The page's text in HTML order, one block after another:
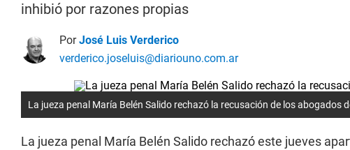
inhibió por razones propias
PorJosé Luis Verderico
verderico.joseluis@diariouno.com.ar
La jueza penal María Belén Salido rechazó la recusación de los abogados
La jueza penal María Belén Salido rechazó este jueves